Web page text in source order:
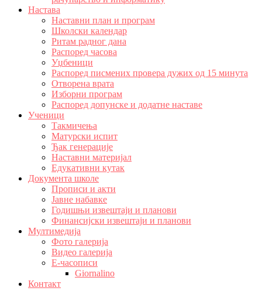
Настава
Наставни план и програм
Школски календар
Ритам радног дана
Распоред часова
Уџбеници
Распоред писмених провера дужих од 15 минута
Отворена врата
Изборни програм
Распоред допунске и додатне наставе
Ученици
Такмичења
Матурски испит
Ђак генерације
Наставни материјал
Едукативни кутак
Документа школе
Прописи и акти
Јавне набавке
Годишњи извештаји и планови
Финансијски извештаји и планови
Мултимедија
Фото галерија
Видео галерија
Е-часописи
Giornalino
Контакт